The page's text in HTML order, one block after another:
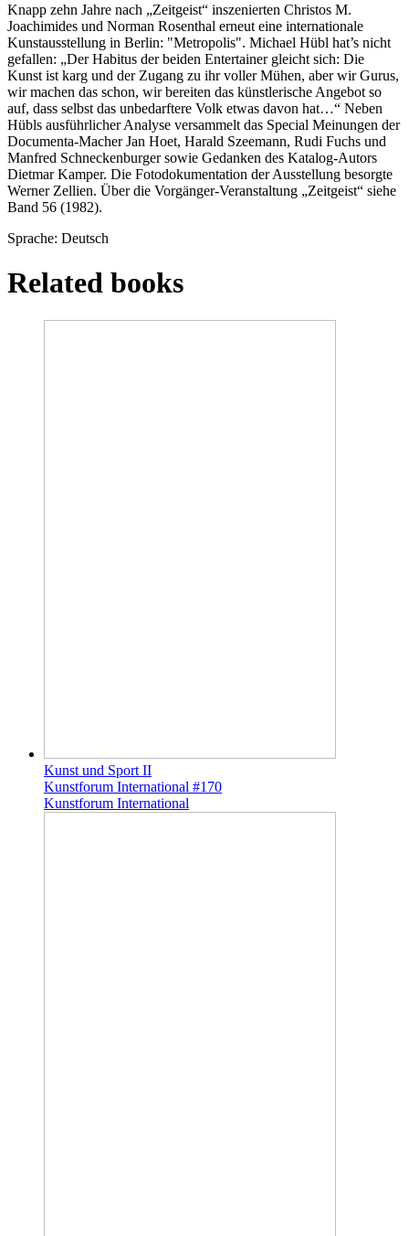
Knapp zehn Jahre nach „Zeitgeist“ inszenierten Christos M.
Joachimides und Norman Rosenthal erneut eine internationale
Kunstausstellung in Berlin: "Metropolis". Michael Hübl hat’s nicht
gefallen: „Der Habitus der beiden Entertainer gleicht sich: Die
Kunst ist karg und der Zugang zu ihr voller Mühen, aber wir Gurus,
wir machen das schon, wir bereiten das künstlerische Angebot so
auf, dass selbst das unbedarftere Volk etwas davon hat…“ Neben
Hübls ausführlicher Analyse versammelt das Special Meinungen der
Documenta-Macher Jan Hoet, Harald Szeemann, Rudi Fuchs und
Manfred Schneckenburger sowie Gedanken des Katalog-Autors
Dietmar Kamper. Die Fotodokumentation der Ausstellung besorgte
Werner Zellien. Über die Vorgänger-Veranstaltung „Zeitgeist“ siehe
Band 56 (1982).
Sprache: Deutsch
Related books
Kunst und Sport II
Kunstforum International #170
Kunstforum International